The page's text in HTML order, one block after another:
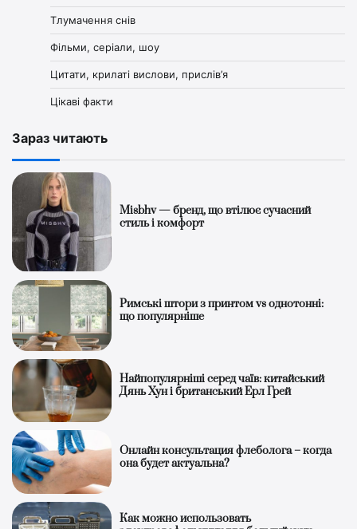
Тлумачення снів
Фільми, серіали, шоу
Цитати, крилаті вислови, прислів’я
Цікаві факти
Зараз читають
Misbhv — бренд, що втілює сучасний
стиль і комфорт
Римські штори з принтом vs однотонні:
що популярніше
Найпопулярніші серед чаїв: китайський
Дянь Хун і британський Ерл Грей
Онлайн консультация флеболога – когда
она будет актуальна?
Как можно использовать